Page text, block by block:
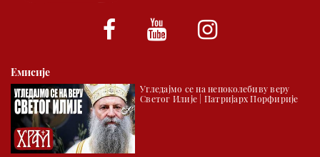
*најважније вести емитујемо на сваки пун сат
Емисије
Угледајмо се на непоколебиву веру
Светог Илије | Патријарх Порфирије